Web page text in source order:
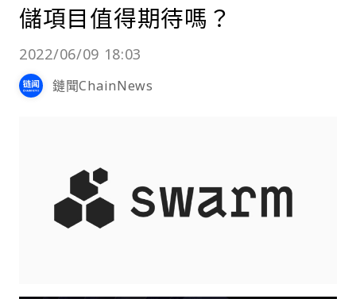
儲項目值得期待嗎？
2022/06/09 18:03
鏈聞ChainNews